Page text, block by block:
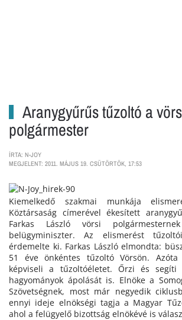
Aranygyűrűs tűzoltó a
polgármester
ÍRTA: N-JOY
MEGJELENT: 2011. MÁJUS 19. CSÜTÖRTÖK, 17:53
Kiemelkedő szakmai munkája
Köztársaság címerével ékesített
Farkas László vörsi
belügyminiszter. Az elismerést tűzoltói
érdemelte ki. Farkas László elmondta:
51 éve önkéntes tűzoltó Vörsön.
képviseli a tűzoltóéletet. Őrzi és segíti
hagyományok ápolását is. Elnöke a
Szövetségnek, most már negyedik
ennyi ideje elnökségi tagja a Magyar
ahol a felügyelő bizottság elnökévé is